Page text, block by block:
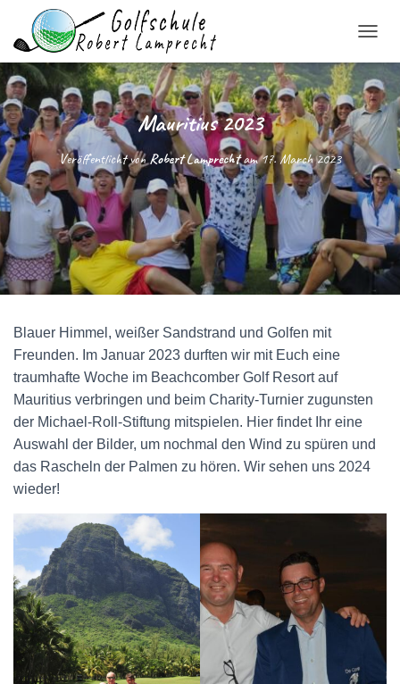
A
V
I
G
A
T
I
O
N
U
M
S
C
Mauritius 2023
Veröffentlicht vonRobert Lamprechtam17. March 2023
Blauer Himmel, weißer Sandstrand und Golfen mit
Freunden. Im Januar 2023 durften wir mit Euch eine
traumhafte Woche im Beachcomber Golf Resort auf
Mauritius verbringen und beim Charity-Turnier zugunsten
der Michael-Roll-Stiftung mitspielen. Hier findet Ihr eine
Auswahl der Bilder, um nochmal den Wind zu spüren und
das Rascheln der Palmen zu hören. Wir sehen uns 2024
wieder!